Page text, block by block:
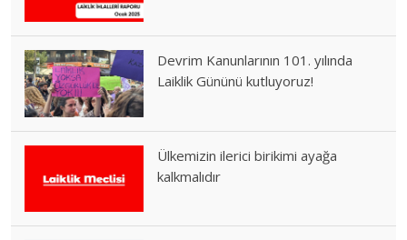
Devrim Kanunlarının 101. yılında
Laiklik Gününü kutluyoruz!
Ülkemizin ilerici birikimi ayağa
kalkmalıdır